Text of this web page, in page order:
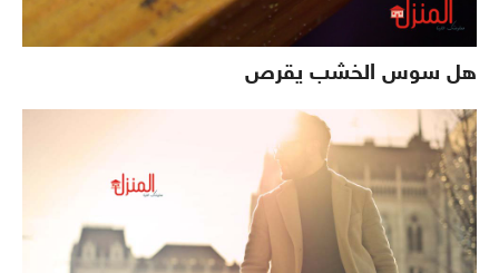
هل سوس الخشب يقرص